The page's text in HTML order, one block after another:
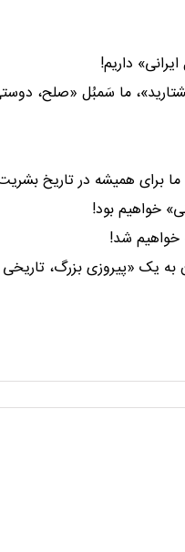
داریم!
ما سَمبُل «صلح،
برای همیشه در تاریخ
خواهیم بود!
خواهیم شد!
یک «پیروزی بزرگ،